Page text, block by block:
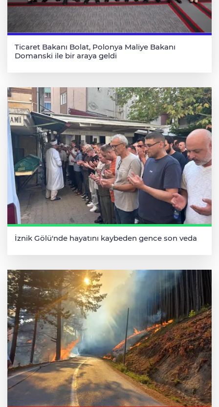
Ticaret Bakanı Bolat, Polonya Maliye Bakanı
Domanski ile bir araya geldi
İznik Gölü'nde hayatını kaybeden gence son veda